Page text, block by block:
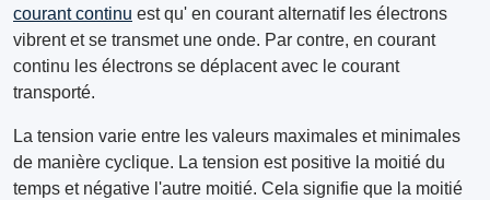
courant continu est qu' en courant alternatif les électrons
vibrent et se transmet une onde. Par contre, en courant
continu les électrons se déplacent avec le courant
transporté.
La tension varie entre les valeurs maximales et minimales
de manière cyclique. La tension est positive la moitié du
temps et négative l'autre moitié. Cela signifie que la moitié